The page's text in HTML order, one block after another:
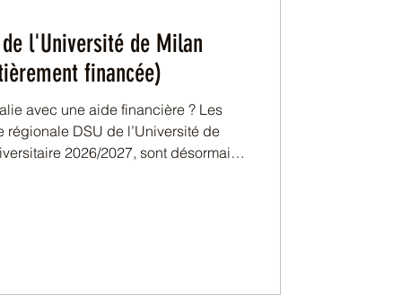
l'Université de Milan
financée)
avec une aide financière ? Les
DSU de l’Université de
2026/2027, sont désormais